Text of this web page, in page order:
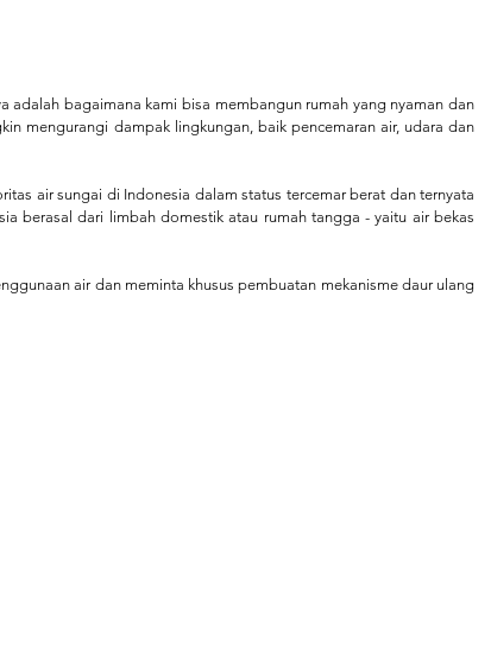
adalah bagaimana kami bisa membangun rumah yang nyaman dan
mengurangi dampak lingkungan, baik pencemaran air, udara dan
air sungai di Indonesia dalam status tercemar berat dan ternyata
berasal dari limbah domestik atau rumah tangga - yaitu air bekas
air dan meminta khusus pembuatan mekanisme daur ulang